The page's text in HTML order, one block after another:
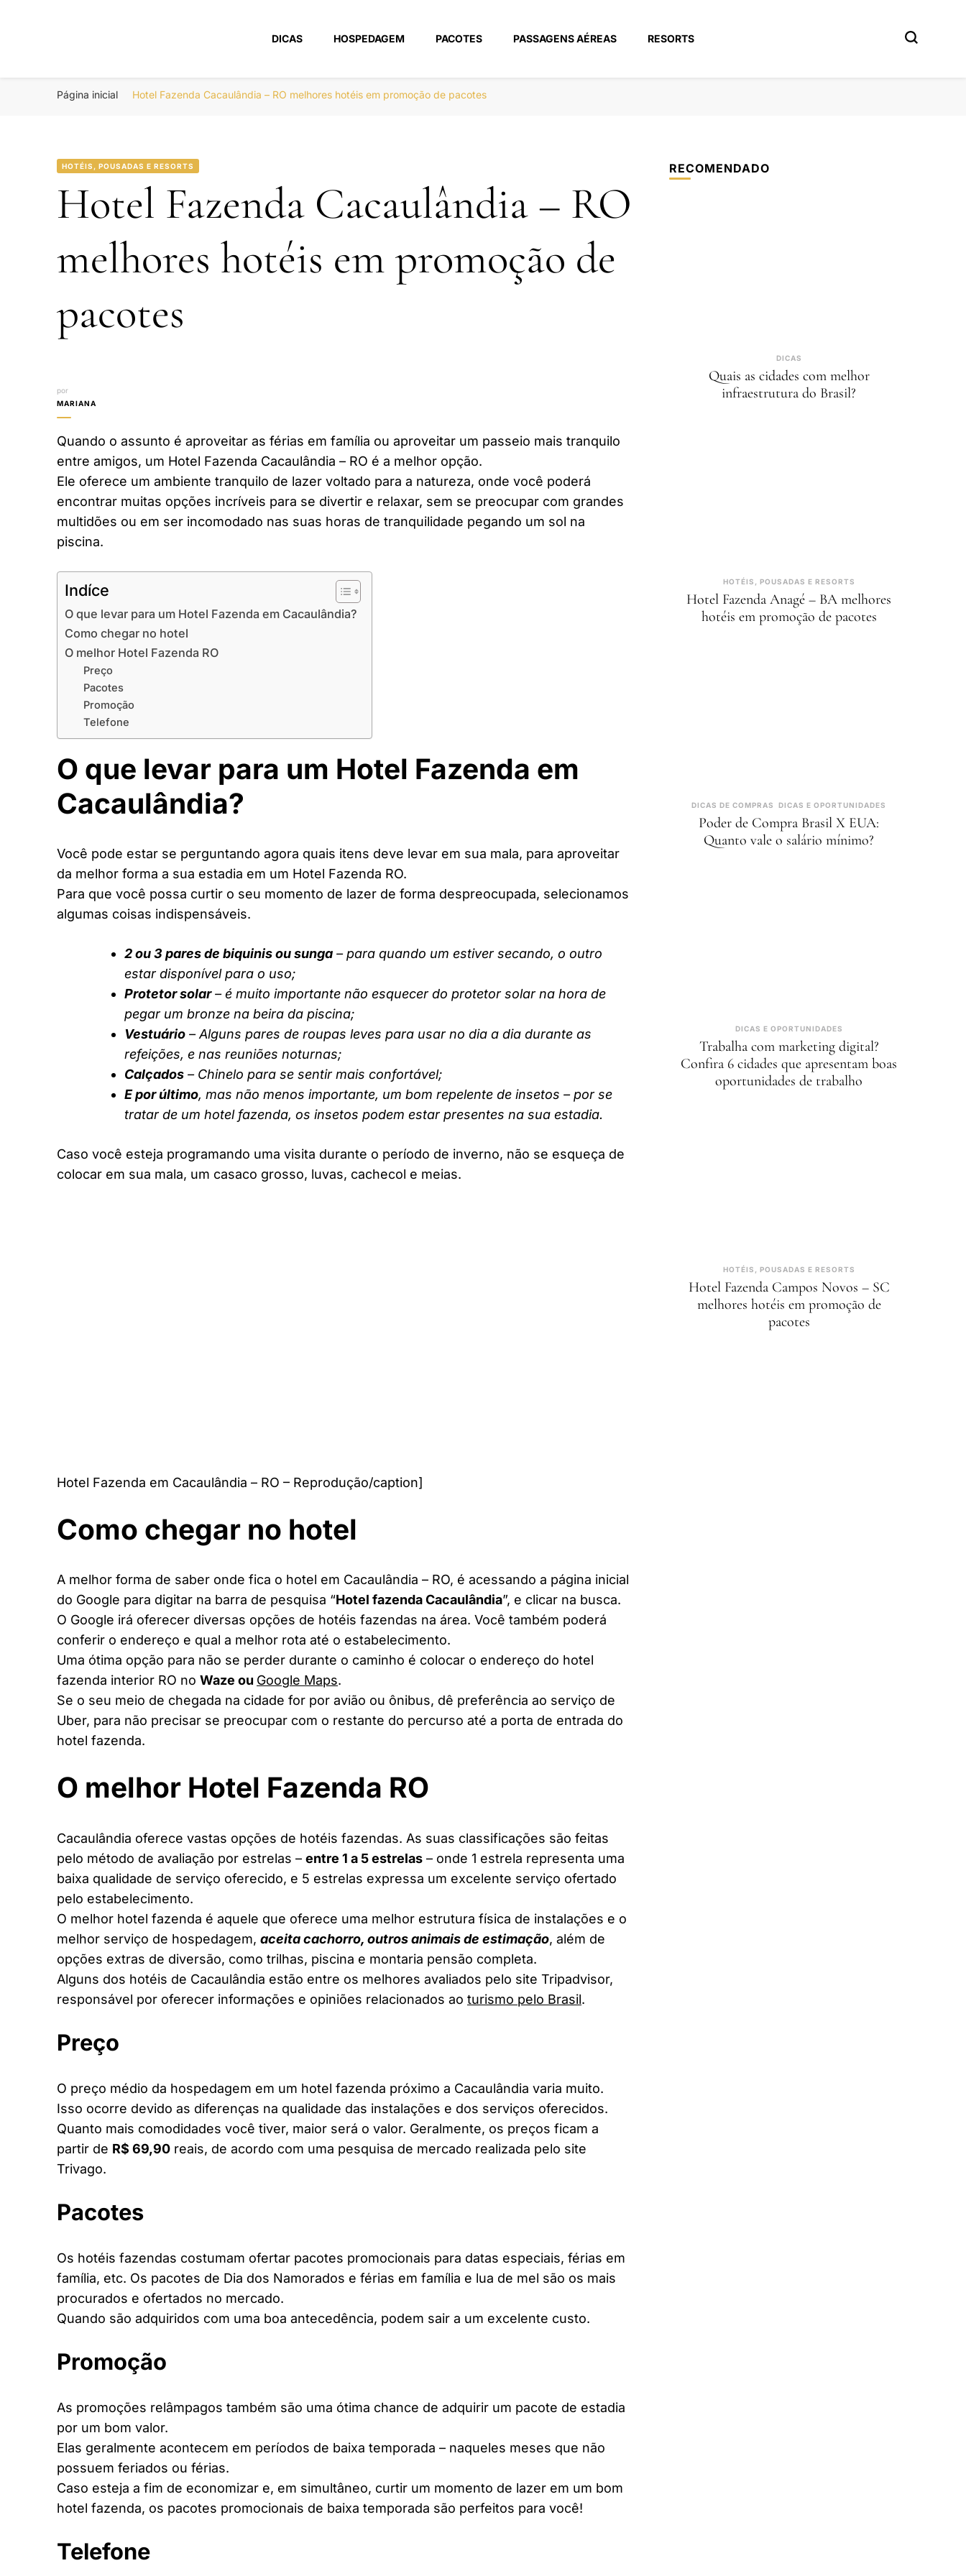
Portal Boa Viagem
DICAS HOSPEDAGEM PACOTES PASSAGENS AÉREAS RESORTS
Página inicial Hotel Fazenda Cacaulândia – RO melhores hotéis em promoção de pacotes
HOTÉIS, POUSADAS E RESORTS
Hotel Fazenda Cacaulândia – RO
melhores hotéis em promoção de
pacotes
por
MARIANA
Quando o assunto é aproveitar as férias em família ou aproveitar um passeio mais tranquilo
entre amigos, um Hotel Fazenda Cacaulândia – RO é a melhor opção.
Ele oferece um ambiente tranquilo de lazer voltado para a natureza, onde você poderá
encontrar muitas opções incríveis para se divertir e relaxar, sem se preocupar com grandes
multidões ou em ser incomodado nas suas horas de tranquilidade pegando um sol na
piscina.
Indíce
O que levar para um Hotel Fazenda em Cacaulândia?
Como chegar no hotel
O melhor Hotel Fazenda RO
Preço
Pacotes
Promoção
Telefone
O que levar para um Hotel Fazenda em
Cacaulândia?
Você pode estar se perguntando agora quais itens deve levar em sua mala, para aproveitar
da melhor forma a sua estadia em um Hotel Fazenda RO.
Para que você possa curtir o seu momento de lazer de forma despreocupada, selecionamos
algumas coisas indispensáveis.
2 ou 3 pares de biquinis ou sunga – para quando um estiver secando, o outro
estar disponível para o uso;
Protetor solar– é muito importante não esquecer do protetor solar na hora de
pegar um bronze na beira da piscina;
Vestuário – Alguns pares de roupas leves para usar no dia a dia durante as
refeições, e nas reuniões noturnas;
Calçados – Chinelo para se sentir mais confortável;
E por último, mas não menos importante, um bom repelente de insetos – por se
tratar de um hotel fazenda, os insetos podem estar presentes na sua estadia.
Caso você esteja programando uma visita durante o período de inverno, não se esqueça de
colocar em sua mala, um casaco grosso, luvas, cachecol e meias.
Hotel Fazenda em Cacaulândia – RO – Reprodução/caption]
Como chegar no hotel
A melhor forma de saber onde fica o hotel em Cacaulândia – RO, é acessando a página inicial
do Google para digitar na barra de pesquisa “Hotel fazenda Cacaulândia”, e clicar na busca.
O Google irá oferecer diversas opções de hotéis fazendas na área. Você também poderá
conferir o endereço e qual a melhor rota até o estabelecimento.
Uma ótima opção para não se perder durante o caminho é colocar o endereço do hotel
fazenda interior RO no Waze ou Google Maps.
Se o seu meio de chegada na cidade for por avião ou ônibus, dê preferência ao serviço de
Uber, para não precisar se preocupar com o restante do percurso até a porta de entrada do
hotel fazenda.
O melhor Hotel Fazenda RO
Cacaulândia oferece vastas opções de hotéis fazendas. As suas classificações são feitas
pelo método de avaliação por estrelas – entre 1 a 5 estrelas – onde 1 estrela representa uma
baixa qualidade de serviço oferecido, e 5 estrelas expressa um excelente serviço ofertado
pelo estabelecimento.
O melhor hotel fazenda é aquele que oferece uma melhor estrutura física de instalações e o
melhor serviço de hospedagem, aceita cachorro, outros animais de estimação, além de
opções extras de diversão, como trilhas, piscina e montaria pensão completa.
Alguns dos hotéis de Cacaulândia estão entre os melhores avaliados pelo site Tripadvisor,
responsável por oferecer informações e opiniões relacionados ao turismo pelo Brasil.
Preço
O preço médio da hospedagem em um hotel fazenda próximo a Cacaulândia varia muito.
Isso ocorre devido as diferenças na qualidade das instalações e dos serviços oferecidos.
Quanto mais comodidades você tiver, maior será o valor. Geralmente, os preços ficam a
partir de R$ 69,90 reais, de acordo com uma pesquisa de mercado realizada pelo site
Trivago.
Pacotes
Os hotéis fazendas costumam ofertar pacotes promocionais para datas especiais, férias em
família, etc. Os pacotes de Dia dos Namorados e férias em família e lua de mel são os mais
procurados e ofertados no mercado.
Quando são adquiridos com uma boa antecedência, podem sair a um excelente custo.
Promoção
As promoções relâmpagos também são uma ótima chance de adquirir um pacote de estadia
por um bom valor.
Elas geralmente acontecem em períodos de baixa temporada – naqueles meses que não
possuem feriados ou férias.
Caso esteja a fim de economizar e, em simultâneo, curtir um momento de lazer em um bom
hotel fazenda, os pacotes promocionais de baixa temporada são perfeitos para você!
Telefone
RECOMENDADO
DICAS
Quais as cidades com melhor
infraestrutura do Brasil?
HOTÉIS, POUSADAS E RESORTS
Hotel Fazenda Anagé – BA melhores
hotéis em promoção de pacotes
DICAS DE COMPRAS DICAS E OPORTUNIDADES
Poder de Compra Brasil X EUA:
Quanto vale o salário mínimo?
DICAS E OPORTUNIDADES
Trabalha com marketing digital?
Confira 6 cidades que apresentam boas
oportunidades de trabalho
HOTÉIS, POUSADAS E RESORTS
Hotel Fazenda Campos Novos – SC
melhores hotéis em promoção de
pacotes